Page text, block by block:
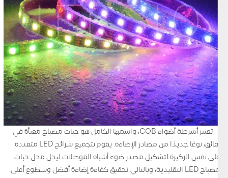
تعتبر أشرطة أضواء COB، واسمها الكامل هو حبات مصباح معبأة في
رقائق، نوعًا جديدًا من مصادر الإضاءة. يقوم بتجميع شرائح LED متعددة
على نفس الركيزة لتشكيل مصدر ضوء أشباه الموصلات ليحل محل حبات
مصباح LED التقليدية، وبالتالي تحقيق كفاءة إضاءة أفضل وسطوع أعلى.